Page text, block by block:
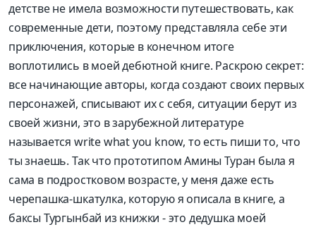
детстве не имела возможности путешествовать, как
современные дети, поэтому представляла себе эти
приключения, которые в конечном итоге
воплотились в моей дебютной книге. Раскрою секрет:
все начинающие авторы, когда создают своих первых
персонажей, списывают их с себя, ситуации берут из
своей жизни, это в зарубежной литературе
называется write what you know, то есть пиши то, что
ты знаешь. Так что прототипом Амины Туран была я
сама в подростковом возрасте, у меня даже есть
черепашка-шкатулка, которую я описала в книге, а
баксы Тургынбай из книжки - это дедушка моей